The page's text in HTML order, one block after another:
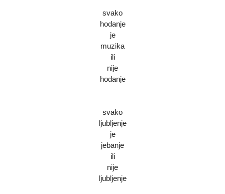
svako
hodanje
je
muzika
ili
nije
hodanje
svako
ljubljenje
je
jebanje
ili
nije
ljubljenje